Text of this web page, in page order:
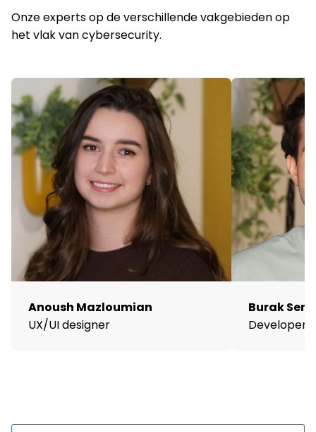
Onze experts op de verschillende vakgebieden op
het vlak van cybersecurity.
Anoush Mazloumian
UX/UI designer
Burak Sen
Developer